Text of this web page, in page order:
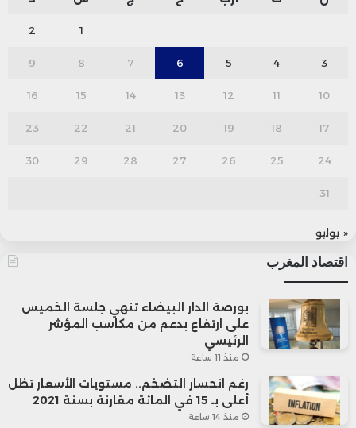
1
2
3
4
5
6
7
8
9
10
11
12
13
14
15
16
17
18
19
20
21
22
23
24
25
26
27
28
29
30
31
« يوليو
اقتصاد المغرب
بورصة الدار البيضاء تنهي جلسة الخميس
على ارتفاع بدعم من مكاسب المؤشر
الرئيسي
منذ 11 ساعة
رغم انحسار التضخم.. مستويات الأسعار تظل
أعلى بـ 15 في المائة مقارنة بسنة 2021
منذ 14 ساعة